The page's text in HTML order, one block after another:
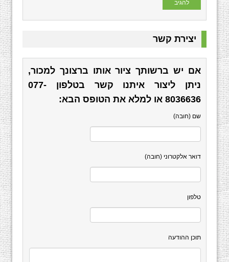
יצירת קשר
אם יש ברשותך ציור אותו ברצונך למכור,
ניתן ליצור איתנו קשר בטלפון 077-
8036636 או למלא את הטופס הבא:
שם (חובה)
דואר אלקטרוני (חובה)
טלפון
תוכן ההודעה